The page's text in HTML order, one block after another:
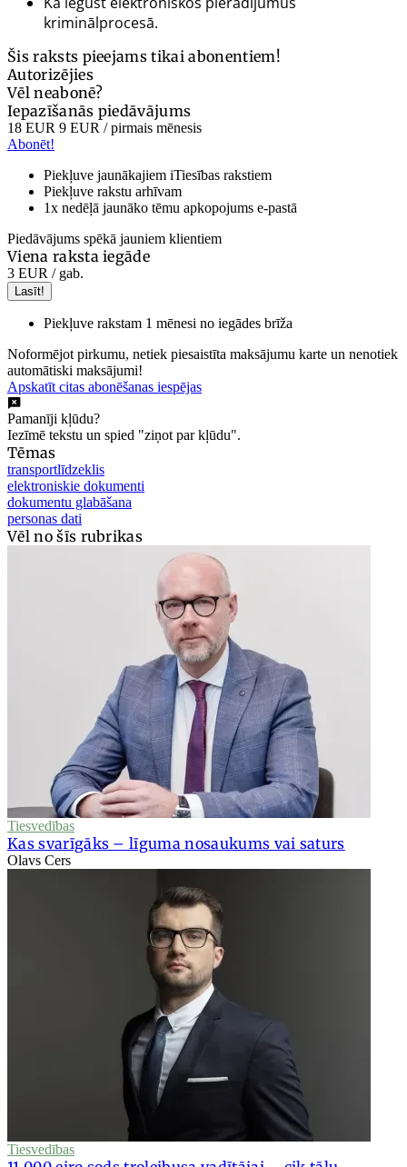
kriminālprocesā.
Šis raksts pieejams tikai abonentiem!
Autorizējies
Vēl neabonē?
Iepazīšanās piedāvājums
18 EUR 9 EUR / pirmais mēnesis
Abonēt!
Piekļuve jaunākajiem iTiesības rakstiem
Piekļuve rakstu arhīvam
1x nedēļā jaunāko tēmu apkopojums e-pastā
Piedāvājums spēkā jauniem klientiem
Viena raksta iegāde
3 EUR / gab.
Lasīt!
Piekļuve rakstam 1 mēnesi no iegādes brīža
Noformējot pirkumu, netiek piesaistīta maksājumu karte un nenotiek
automātiski maksājumi!
Apskatīt citas abonēšanas iespējas
Pamanīji kļūdu?
Iezīmē tekstu un spied "ziņot par kļūdu".
Tēmas
transportlīdzeklis
elektroniskie dokumenti
dokumentu glabāšana
personas dati
Vēl no šīs rubrikas
Tiesvedības
Kas svarīgāks – līguma nosaukums vai saturs
Olavs Cers
Tiesvedības